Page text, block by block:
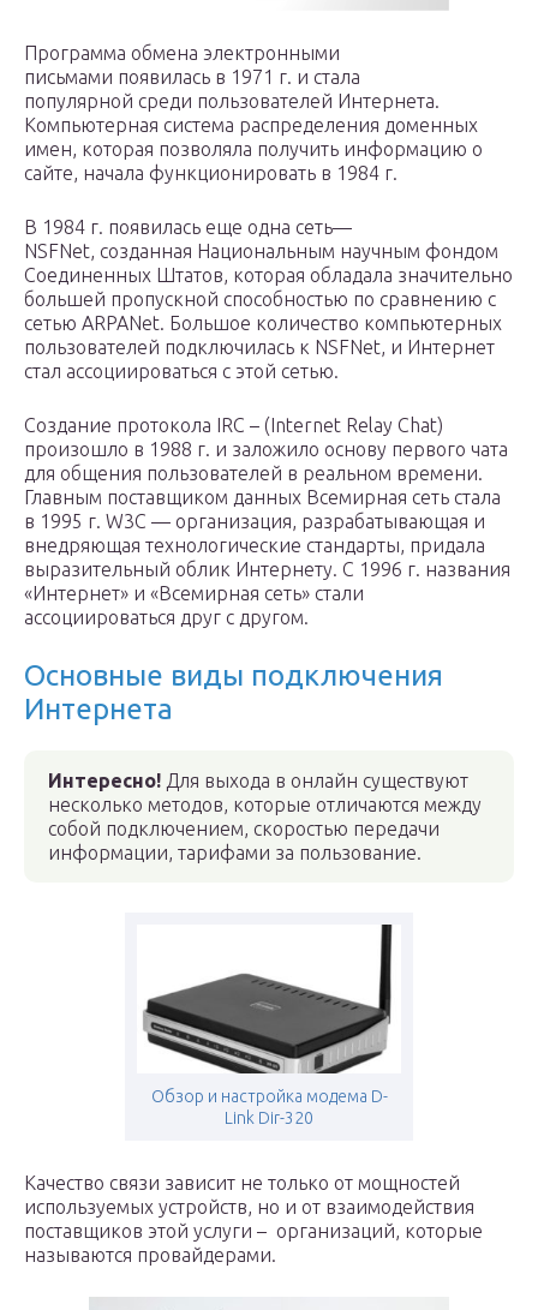
Программа обмена электронными
письмами появилась в 1971 г. и стала
популярной среди пользователей Интернета.
Компьютерная система распределения доменных
имен, которая позволяла получить информацию о
сайте, начала функционировать в 1984 г.
В 1984 г. появилась еще одна сеть—
NSFNet, созданная Национальным научным фондом
Соединенных Штатов, которая обладала значительно
большей пропускной способностью по сравнению с
сетью ARPANet. Большое количество компьютерных
пользователей подключилась к NSFNet, и Интернет
стал ассоциироваться с этой сетью.
Создание протокола IRC – (Internet Relay Chat)
произошло в 1988 г. и заложило основу первого чата
для общения пользователей в реальном времени.
Главным поставщиком данных Всемирная сеть стала
в 1995 г. W3C — организация, разрабатывающая и
внедряющая технологические стандарты, придала
выразительный облик Интернету. С 1996 г. названия
«Интернет» и «Всемирная сеть» стали
ассоциироваться друг с другом.
Основные виды подключения
Интернета
Интересно! Для выхода в онлайн существуют
несколько методов, которые отличаются между
собой подключением, скоростью передачи
информации, тарифами за пользование.
Обзор и настройка модема D-
Link Dir-320
Качество связи зависит не только от мощностей
используемых устройств, но и от взаимодействия
поставщиков этой услуги – организаций, которые
называются провайдерами.